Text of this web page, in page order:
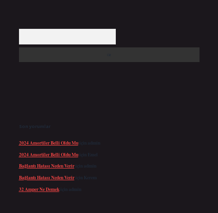
Son yorumlar
2024 Amortiler Belli Oldu Muiçin admin
2024 Amortiler Belli Oldu Muiçin Emel
Bağlantı Hatası Neden Veririçin admin
Bağlantı Hatası Neden Veririçin Kerem
32 Amper Ne Demekiçin admin